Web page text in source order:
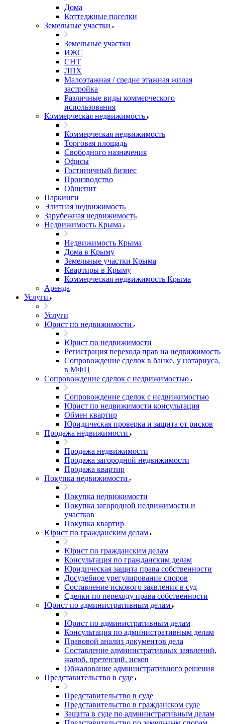
Дома
Коттеджные поселки
Земельные участки
Земельные участки
ИЖС
СНТ
ЛПХ
Малоэтажная / средне этажная жилая
застройка
Различные виды коммерческого
использования
Коммерческая недвижимость
Коммерческая недвижимость
Торговая площадь
Свободного назначения
Офисы
Гостиничный бизнес
Производство
Общепит
Паркинги
Элитная недвижимость
Зарубежная недвижимость
Недвижимость Крыма
Недвижимость Крыма
Дома в Крыму
Земельные участки Крыма
Квартиры в Крыму
Коммерческая недвижимость Крыма
Аренда
Услуги
Услуги
Юрист по недвижимости
Юрист по недвижимости
Регистрация перехода прав на недвижимость
Сопровождение сделок в банке, у нотариуса,
в МФЦ
Сопровождение сделок с недвижимостью
Сопровождение сделок с недвижимостью
Юрист по недвижимости консультация
Обмен квартир
Юридическая проверка и защита от рисков
Продажа недвижимости
Продажа недвижимости
Продажа загородной недвижимости
Продажа квартир
Покупка недвижимости
Покупка недвижимости
Покупка загородной недвижимости и
участков
Покупка квартир
Юрист по гражданским делам
Юрист по гражданским делам
Консультация по гражданским делам
Юридическая защита права собственности
Досудебное урегулирование споров
Составление искового заявления в суд
Сделки по переходу права собственности
Юрист по административным делам
Юрист по административным делам
Консультация по административным делам
Правовой анализ документов дела
Составление административных заявлений,
жалоб, претензий, исков
Обжалование административного решения
Представительство в суде
Представительство в суде
Представительство в гражданском суде
Защита в суде по административным делам